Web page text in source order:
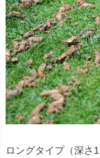
ロングタイプ（深さ